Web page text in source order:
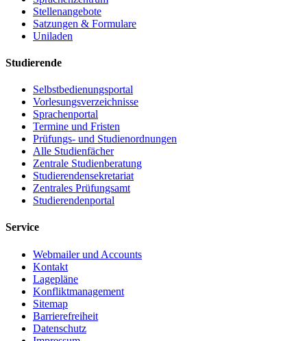
Stellenangebote
Satzungen & Formulare
Uniladen
Studierende
Selbstbedienungsportal
Vorlesungsverzeichnisse
Sprachenportal
Termine und Fristen
Prüfungs- und Studienordnungen
Alle Studienfächer
Zentrale Studienberatung
Studierendensekretariat
Zentrales Prüfungsamt
Studierendenportal
Service
Webmailer und Accounts
Kontakt
Lagepläne
Konfliktmanagement
Sitemap
Barrierefreiheit
Datenschutz